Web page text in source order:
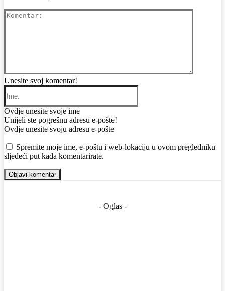
Unesite svoj komentar!
Ovdje unesite svoje ime
Email:
Unijeli ste pogrešnu adresu e-pošte!
Ovdje unesite svoju adresu e-pošte
Spremite moje ime, e-poštu i web-lokaciju u ovom pregledniku
sljedeći put kada komentarirate.
- Oglas -